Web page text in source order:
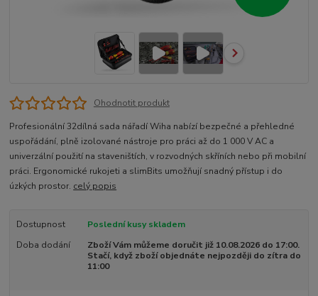
Ohodnotit produkt
Profesionální 32dílná sada nářadí Wiha nabízí bezpečné a přehledné
uspořádání, plně izolované nástroje pro práci až do 1 000 V AC a
univerzální použití na staveništích, v rozvodných skříních nebo při mobilní
práci. Ergonomické rukojeti a slimBits umožňují snadný přístup i do
úzkých prostor. celý popis
Dostupnost
Poslední kusy skladem
Doba dodání
Zboží Vám můžeme doručit již 10.08.2026 do 17:00.
Stačí, když zboží objednáte nejpozději do zítra do
11:00